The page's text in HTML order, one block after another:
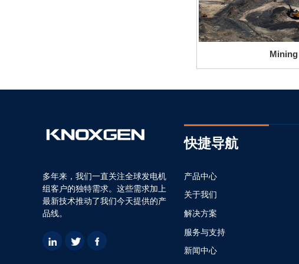
Mining
多年来，我们一直关注全球发电机
组客户的独特需求。这些需求加上
最新技术推动了我们今天提供的产
品线。
快捷导航
产品中心
关于我们
解决方案
服务与支持
新闻中心